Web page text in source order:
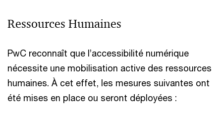
Ressources Humaines
PwC reconnaît que l’accessibilité numérique
nécessite une mobilisation active des ressources
humaines. À cet effet, les mesures suivantes ont
été mises en place ou seront déployées :